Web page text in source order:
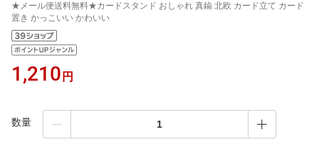
★メール便送料無料★カードスタンド おしゃれ 真鍮 北欧 カード立て カード
置き かっこいい かわいい
1,210 円
数量